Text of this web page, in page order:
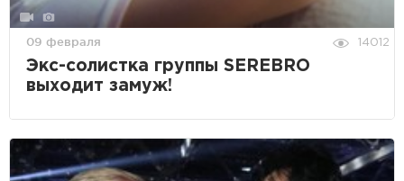
09 февраля 14012
Экс-солистка группы SEREBRO
выходит замуж!